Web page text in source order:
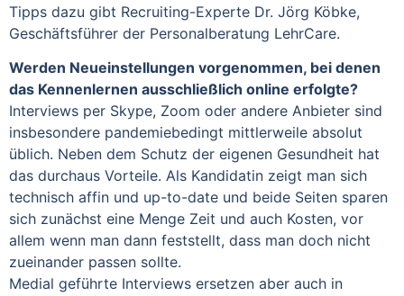
Tipps dazu gibt Recruiting-Experte Dr. Jörg Köbke,
Geschäftsführer der Personalberatung LehrCare.
Werden Neueinstellungen vorgenommen, bei denen
das Kennenlernen ausschließlich online erfolgte?
Interviews per Skype, Zoom oder andere Anbieter sind
insbesondere pandemiebedingt mittlerweile absolut
üblich. Neben dem Schutz der eigenen Gesundheit hat
das durchaus Vorteile. Als Kandidatin zeigt man sich
technisch affin und up-to-date und beide Seiten sparen
sich zunächst eine Menge Zeit und auch Kosten, vor
allem wenn man dann feststellt, dass man doch nicht
zueinander passen sollte.
Medial geführte Interviews ersetzen aber auch in